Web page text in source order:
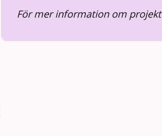
För mer information om